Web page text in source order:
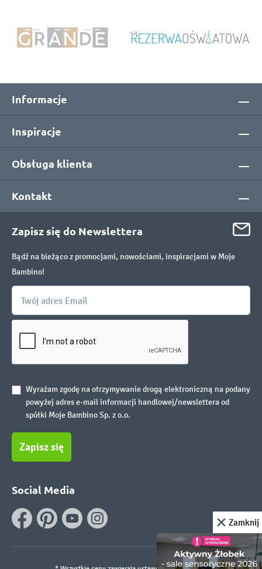
Informacje
Inspiracje
Obsługa klienta
Kontakt
Zapisz się do Newslettera
Bądź na bieżąco z promocjami, nowościami, inspiracjami w Moje
Bambino!
Wyrażam zgodę na otrzymywanie drogą elektroniczną na podany
powyżej adres e-mail informacji handlowej/newslettera od
spółki Moje Bambino Sp. z o.o.
Zapisz się
Social Media
Zamknij